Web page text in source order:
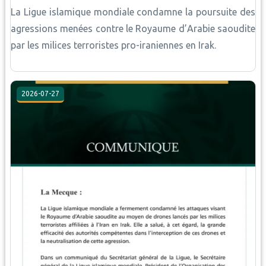
La Ligue islamique mondiale condamne la poursuite des
agressions menées contre le Royaume d’Arabie saoudite
par les milices terroristes pro-iraniennes en Irak.
2026-07-27